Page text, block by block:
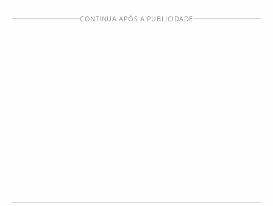
CONTINUA APÓS A PUBLICIDADE